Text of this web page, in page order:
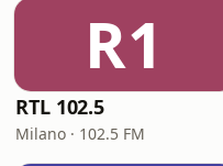
R1
RTL 102.5
Milano · 102.5 FM